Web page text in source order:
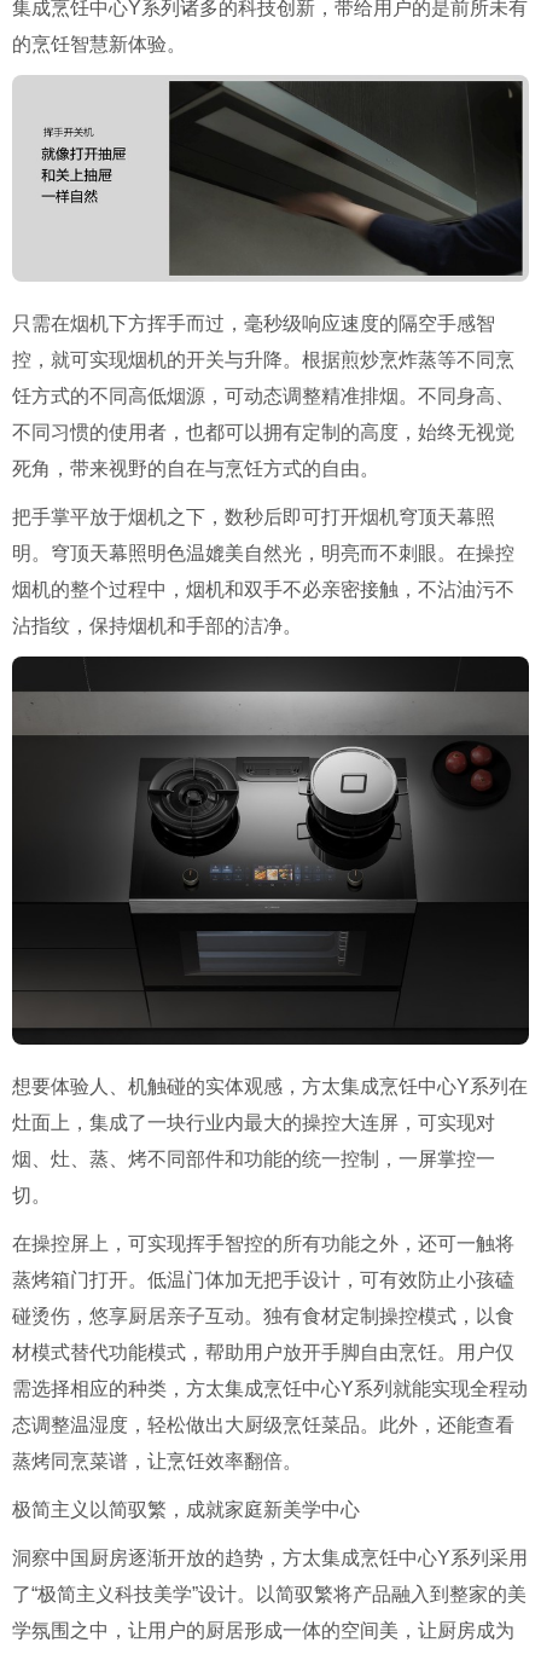
集成烹饪中心Y系列诸多的科技创新，带给用户的是前所未有
的烹饪智慧新体验。
只需在烟机下方挥手而过，毫秒级响应速度的隔空手感智
控，就可实现烟机的开关与升降。根据煎炒烹炸蒸等不同烹
饪方式的不同高低烟源，可动态调整精准排烟。不同身高、
不同习惯的使用者，也都可以拥有定制的高度，始终无视觉
死角，带来视野的自在与烹饪方式的自由。
把手掌平放于烟机之下，数秒后即可打开烟机穹顶天幕照
明。穹顶天幕照明色温媲美自然光，明亮而不刺眼。在操控
烟机的整个过程中，烟机和双手不必亲密接触，不沾油污不
沾指纹，保持烟机和手部的洁净。
想要体验人、机触碰的实体观感，方太集成烹饪中心Y系列在
灶面上，集成了一块行业内最大的操控大连屏，可实现对
烟、灶、蒸、烤不同部件和功能的统一控制，一屏掌控一
切。
在操控屏上，可实现挥手智控的所有功能之外，还可一触将
蒸烤箱门打开。低温门体加无把手设计，可有效防止小孩磕
碰烫伤，悠享厨居亲子互动。独有食材定制操控模式，以食
材模式替代功能模式，帮助用户放开手脚自由烹饪。用户仅
需选择相应的种类，方太集成烹饪中心Y系列就能实现全程动
态调整温湿度，轻松做出大厨级烹饪菜品。此外，还能查看
蒸烤同烹菜谱，让烹饪效率翻倍。
极简主义以简驭繁，成就家庭新美学中心
洞察中国厨房逐渐开放的趋势，方太集成烹饪中心Y系列采用
了“极简主义科技美学”设计。以简驭繁将产品融入到整家的美
学氛围之中，让用户的厨居形成一体的空间美，让厨房成为